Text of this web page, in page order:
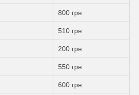
800 грн
510 грн
200 грн
550 грн
600 грн